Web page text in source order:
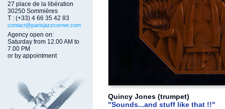
27 place de la libération
30250 Sommières
T : (+33) 4 66 35 42 83
contact@parisjazzcorner.com
Agency open on:
Saturday from 12.00 AM to
7.00 PM
or by appointment
Quincy Jones (trumpet)
"Sounds...and stuff like that !!"